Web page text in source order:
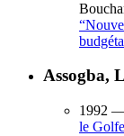
“
Assogba,
1992
le